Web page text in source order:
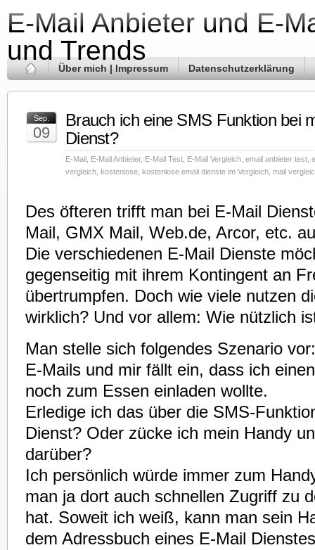
E-Mail Anbieter und E-
und Trends
Über mich | Impressum Datenschutzerklärung
Sep.
09
Brauch ich eine SMS Funktion bei
Dienst?
E-Mail E-Mail Anbieter, E-Mail Test E-Mail Vergleich email anbieter test
vergleich kostenlose kostenlose email dienste im Vergleich mail
Des öfteren trifft man bei E-Mail
Mail, GMX Mail, Web.de, Arcor, etc.
Die verschiedenen E-Mail Dienste
gegenseitig mit ihrem Kontingent an
übertrumpfen. Doch wie viele nutzen
wirklich? Und vor allem: Wie nützlich
Man stelle sich folgendes Szenario
E-Mails und mir fällt ein, dass ich
noch zum Essen einladen wollte.
Erledige ich das über die SMS-
Dienst? Oder zücke ich mein Handy
darüber?
Ich persönlich würde immer zum
man ja dort auch schnellen Zugriff zu
hat. Soweit ich weiß, kann man sein
dem Adressbuch eines E-Mail